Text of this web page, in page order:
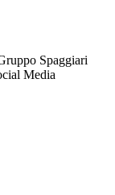
Spaggiari
Media